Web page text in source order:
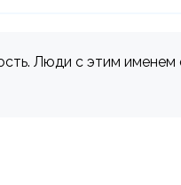
Люди с этим именем